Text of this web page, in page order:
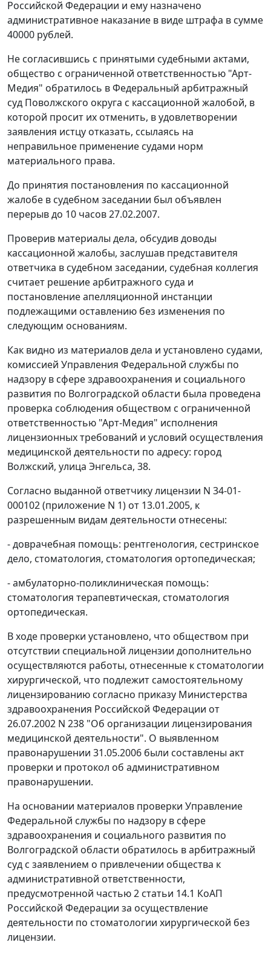
Российской Федерации и ему назначено
административное наказание в виде штрафа в сумме
40000 рублей.
Не согласившись с принятыми судебными актами,
общество с ограниченной ответственностью "Арт-
Медия" обратилось в Федеральный арбитражный
суд Поволжского округа с кассационной жалобой, в
которой просит их отменить, в удовлетворении
заявления истцу отказать, ссылаясь на
неправильное применение судами норм
материального права.
До принятия постановления по кассационной
жалобе в судебном заседании был объявлен
перерыв до 10 часов 27.02.2007.
Проверив материалы дела, обсудив доводы
кассационной жалобы, заслушав представителя
ответчика в судебном заседании, судебная коллегия
считает решение арбитражного суда и
постановление апелляционной инстанции
подлежащими оставлению без изменения по
следующим основаниям.
Как видно из материалов дела и установлено судами,
комиссией Управления Федеральной службы по
надзору в сфере здравоохранения и социального
развития по Волгоградской области была проведена
проверка соблюдения обществом с ограниченной
ответственностью "Арт-Медия" исполнения
лицензионных требований и условий осуществления
медицинской деятельности по адресу: город
Волжский, улица Энгельса, 38.
Согласно выданной ответчику лицензии N 34-01-
000102 (приложение N 1) от 13.01.2005, к
разрешенным видам деятельности отнесены:
- доврачебная помощь: рентгенология, сестринское
дело, стоматология, стоматология ортопедическая;
- амбулаторно-поликлиническая помощь:
стоматология терапевтическая, стоматология
ортопедическая.
В ходе проверки установлено, что обществом при
отсутствии специальной лицензии дополнительно
осуществляются работы, отнесенные к стоматологии
хирургической, что подлежит самостоятельному
лицензированию согласно приказу Министерства
здравоохранения Российской Федерации от
26.07.2002 N 238 "Об организации лицензирования
медицинской деятельности". О выявленном
правонарушении 31.05.2006 были составлены акт
проверки и протокол об административном
правонарушении.
На основании материалов проверки Управление
Федеральной службы по надзору в сфере
здравоохранения и социального развития по
Волгоградской области обратилось в арбитражный
суд с заявлением о привлечении общества к
административной ответственности,
предусмотренной частью 2 статьи 14.1 КоАП
Российской Федерации за осуществление
деятельности по стоматологии хирургической без
лицензии.